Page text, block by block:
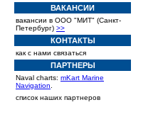
ВАКАНСИИ
вакансии в ООО "МИТ" (Санкт-
Петербург) >>
КОНТАКТЫ
как с нами связаться
ПАРТНЕРЫ
Naval charts: mKart Marine
Navigation
список наших партнеров